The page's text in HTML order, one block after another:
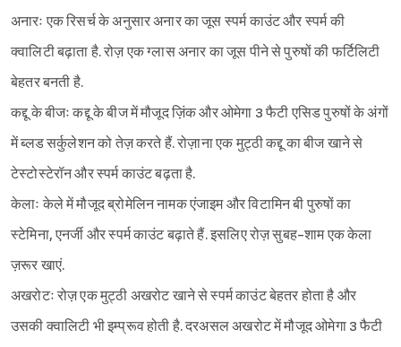
अनारः एक रिसर्च के अनुसार अनार का जूस स्पर्म काउंट और स्पर्म की
क्वालिटी बढ़ाता है. रोज़ एक ग्लास अनार का जूस पीने से पुरुषों की फर्टिलिटी
बेहतर बनती है.
कद्दू के बीजः कद्दू के बीज में मौजूद ज़िंक और ओमेगा 3 फैटी एसिड पुरुषों के अंगों
में ब्लड सर्कुलेशन को तेज़ करते हैं. रोज़ाना एक मुट्ठी कद्दू का बीज खाने से
टेस्टोस्टेरॉन और स्पर्म काउंट बढ़ता है.
केलाः केले में मौजूद ब्रोमेलिन नामक एंजाइम और विटामिन बी पुरुषों का
स्टेमिना, एनर्जी और स्पर्म काउंट बढ़ाते हैं. इसलिए रोज़ सुबह-शाम एक केला
ज़रूर खाएं.
अखरोटः रोज़ एक मुट्ठी अखरोट खाने से स्पर्म काउंट बेहतर होता है और
उसकी क्वालिटी भी इम्प्रूव होती है. दरअसल अखरोट में मौजूद ओमेगा 3 फैटी